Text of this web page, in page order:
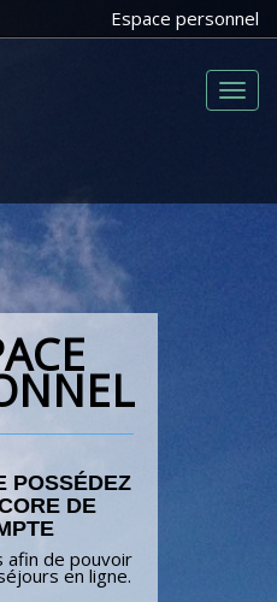
Espace personnel
Menu
POSSÉDEZ
DE
afin de pouvoir
en ligne.